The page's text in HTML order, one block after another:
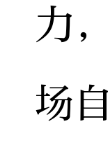
力
场